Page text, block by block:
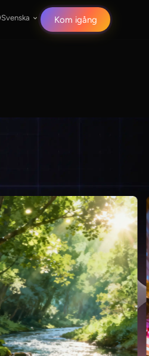
Svenska Kom igång